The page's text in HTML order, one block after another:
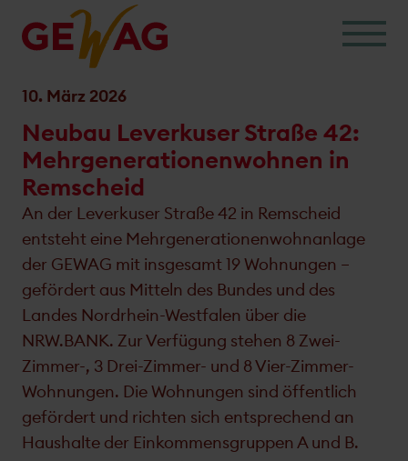
content
10. März 2026
Neubau Leverkuser Straße 42:
Mehrgenerationenwohnen in
Remscheid
An der Leverkuser Straße 42 in Remscheid
entsteht eine Mehrgenerationenwohnanlage
der GEWAG mit insgesamt 19 Wohnungen –
gefördert aus Mitteln des Bundes und des
Landes Nordrhein-Westfalen über die
NRW.BANK. Zur Verfügung stehen 8 Zwei-
Zimmer-, 3 Drei-Zimmer- und 8 Vier-Zimmer-
Wohnungen. Die Wohnungen sind öffentlich
gefördert und richten sich entsprechend an
Haushalte der Einkommensgruppen A und B.